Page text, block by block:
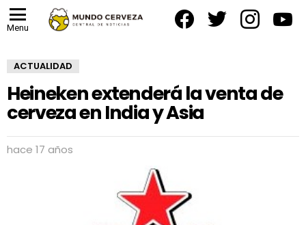
Menu
ACTUALIDAD
Heineken extenderá la venta de
cerveza en India y Asia
hace 17 años